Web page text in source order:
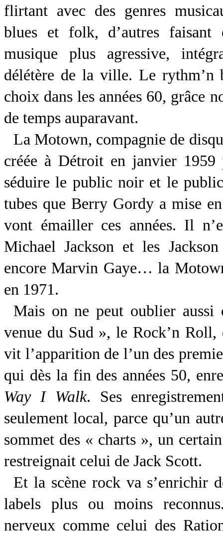
flirtant avec des genres
blues et folk, d’autres
musique plus agressive,
délétère de la ville. Le rythm’n
choix dans les années 60, grâce
de temps auparavant.
La Motown, compagnie de
créée à Détroit en janvier
séduire le public noir et le
tubes que Berry Gordy a mise
vont émailler ces années. Il
Michael Jackson et les
encore Marvin Gaye… la
en 1971.
Mais on ne peut oublier aussi
venue du Sud », le Rock’n
vit l’apparition de l’un des
qui dès la fin des années 50,
Way I Walk. Ses
seulement local, parce qu’un
sommet des « charts », un
restreignait celui de Jack Scott.
Et la scène rock va s’enrichir
labels plus ou moins
nerveux comme celui des